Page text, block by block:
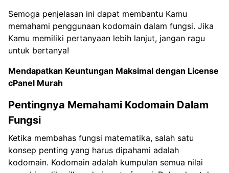
Semoga penjelasan ini dapat membantu Kamu
memahami penggunaan kodomain dalam fungsi. Jika
Kamu memiliki pertanyaan lebih lanjut, jangan ragu
untuk bertanya!
Mendapatkan Keuntungan Maksimal dengan License
cPanel Murah
Pentingnya Memahami Kodomain Dalam
Fungsi
Ketika membahas fungsi matematika, salah satu
konsep penting yang harus dipahami adalah
kodomain. Kodomain adalah kumpulan semua nilai